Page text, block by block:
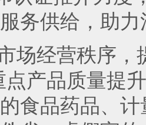
务供给，助
场经营秩序，
点产品质量提
食品药品、